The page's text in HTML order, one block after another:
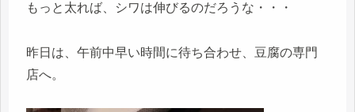
もっと太れば、シワは伸びるのだろうな・・・
昨日は、午前中早い時間に待ち合わせ、豆腐の専門
店へ。